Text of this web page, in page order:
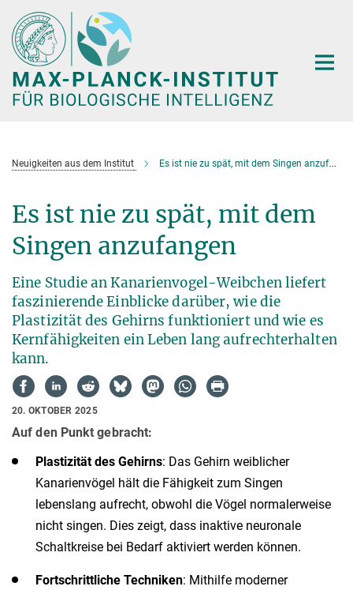
Hauptinhalt
Neuigkeiten aus dem Institut Es ist nie zu spät, mit dem Singen anzufangen
Es ist nie zu spät, mit dem
Singen anzufangen
Eine Studie an Kanarienvogel-Weibchen liefert
faszinierende Einblicke darüber, wie die
Plastizität des Gehirns funktioniert und wie es
Kernfähigkeiten ein Leben lang aufrechterhalten
kann.
20. OKTOBER 2025
Auf den Punkt gebracht:
Plastizität des Gehirns: Das Gehirn weiblicher
Kanarienvögel hält die Fähigkeit zum Singen
lebenslang aufrecht, obwohl die Vögel normalerweise
nicht singen. Dies zeigt, dass inaktive neuronale
Schaltkreise bei Bedarf aktiviert werden können.
Fortschrittliche Techniken: Mithilfe moderner